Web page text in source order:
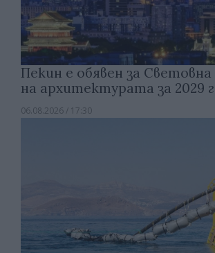
Пекин е обявен за
на архитектурата за 2029
06.08.2026 / 17:30